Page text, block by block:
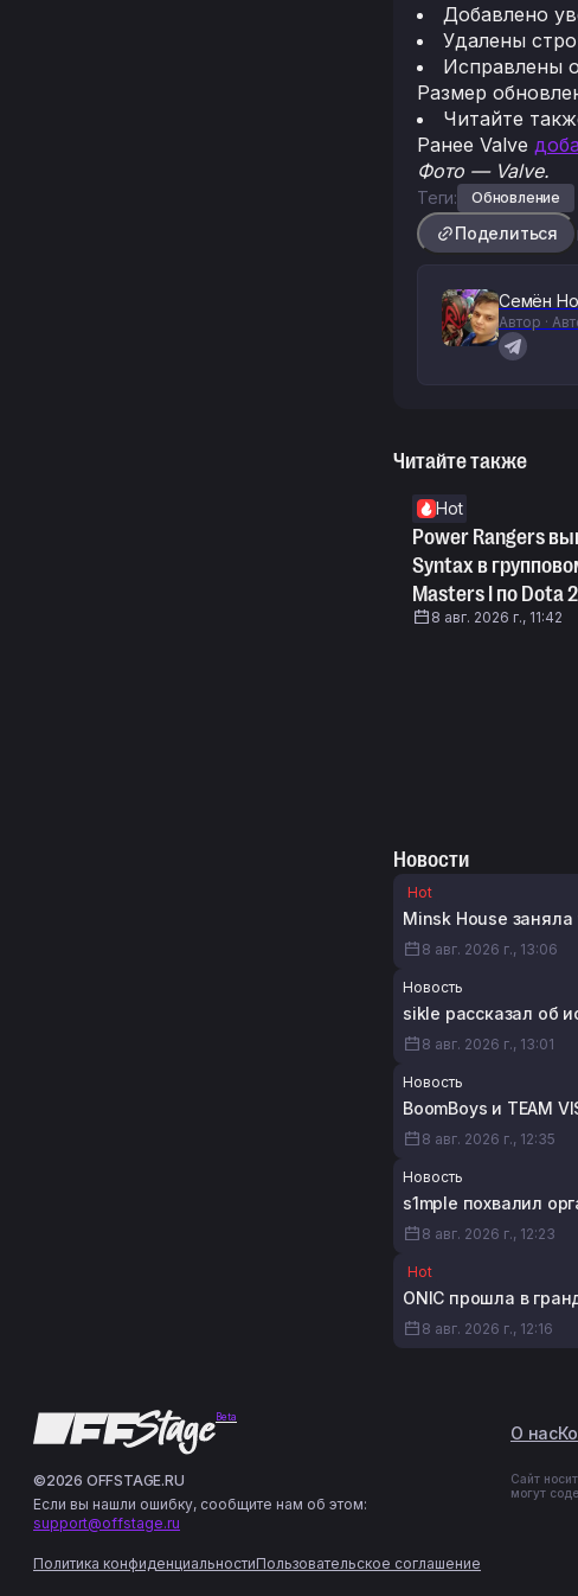
Добавлено
Удалены
Исправлены
Размер
Читайте
Ранее Valve
Фото — Valve.
Теги: Обновление
Поделиться
Семён
Автор ·
Читайте также
Hot
Power Rangers
Syntax в
Masters I по Dota 2
8 авг. 2026 г., 11:42
Новости
Hot
Minsk House
8 авг. 2026 г., 13:06
Новость
sikle рассказал об
8 авг. 2026 г., 13:01
Новость
BoomBoys и TEAM
8 авг. 2026 г., 12:35
Новость
s1mple похвалил
8 авг. 2026 г., 12:23
Hot
ONIC прошла в
8 авг. 2026 г., 12:16
Beta
О нас
©2026 OFFSTAGE.RU
Если вы нашли ошибку, сообщите нам об этом:
support@offstage.ru
Политика конфиденциальностиПользовательское соглашение
Сайт
могут